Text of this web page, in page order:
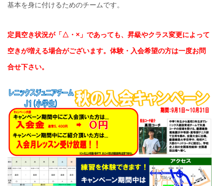
基本を身に付けるためのチームです。
定員空き状況が「△・×」であっても、昇級やクラス変更によって
空きが増える場合がございます。体験・入会希望の方は一度お問
合せ下さい。